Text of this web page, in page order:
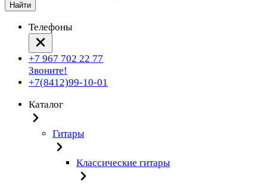
Найти
Телефоны
+7 967 702 22 77
Звоните!
+7(8412)99-10-01
Каталог
Гитары
Классические гитары